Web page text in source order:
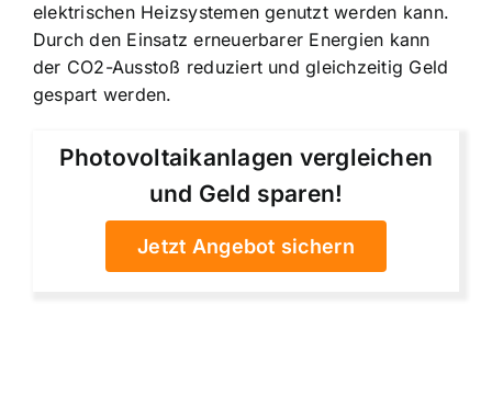
elektrischen Heizsystemen genutzt werden kann.
Durch den Einsatz erneuerbarer Energien kann
der CO2-Ausstoß reduziert und gleichzeitig Geld
gespart werden.
Photovoltaikanlagen vergleichen
und Geld sparen!
Jetzt Angebot sichern